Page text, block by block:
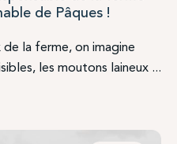
de Pâques !
de la ferme, on imagine
les moutons laineux ...